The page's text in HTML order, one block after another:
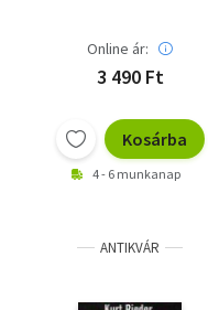
(Értekezések a
történeti
tudományok köréből
Online ár:
3 490 Ft
Kosárba
4 - 6 munkanap
ANTIKVÁR